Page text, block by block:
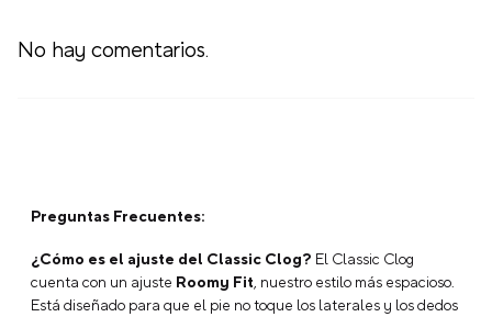
No hay comentarios.
Preguntas Frecuentes:
¿Cómo es el ajuste del Classic Clog? El Classic Clog
cuenta con un ajuste Roomy Fit, nuestro estilo más espacioso.
Está diseñado para que el pie no toque los laterales y los dedos